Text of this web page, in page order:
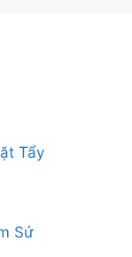
Tẩy
Sứ